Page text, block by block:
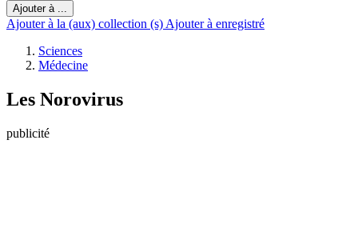
Ajouter à ...
Ajouter à la (aux) collection (s) Ajouter à enregistré
Sciences
Médecine
Les Norovirus
publicité